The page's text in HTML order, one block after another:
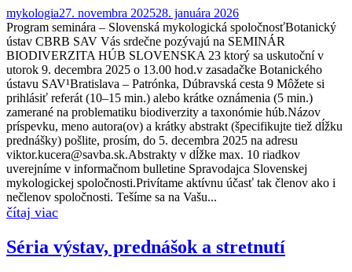
mykologia27. novembra 202528. januára 2026
Program seminára – Slovenská mykologická spoločnosťBotanický
ústav CBRB SAV Vás srdečne pozývajú na SEMINÁR
BIODIVERZITA HÚB SLOVENSKA 23 ktorý sa uskutoční v
utorok 9. decembra 2025 o 13.00 hod.v zasadačke Botanického
ústavu SAV¹Bratislava – Patrónka, Dúbravská cesta 9 Môžete si
prihlásiť referát (10–15 min.) alebo krátke oznámenia (5 min.)
zamerané na problematiku biodiverzity a taxonómie húb.Názov
príspevku, meno autora(ov) a krátky abstrakt (špecifikujte tiež dĺžku
prednášky) pošlite, prosím, do 5. decembra 2025 na adresu
viktor.kucera@savba.sk.Abstrakty v dĺžke max. 10 riadkov
uverejníme v informačnom bulletine Spravodajca Slovenskej
mykologickej spoločnosti.Privítame aktívnu účasť tak členov ako i
nečlenov spoločnosti. Tešíme sa na Vašu...
Séria výstav, prednášok a stretnutí